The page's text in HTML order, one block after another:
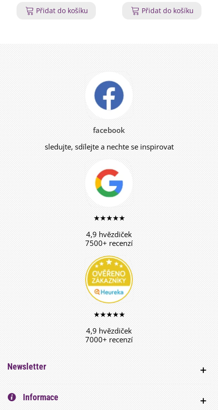
Přidat do košíku
Přidat do košíku
facebook
sledujte, sdílejte a nechte se inspirovat
★★★★★
4,9 hvězdiček
7500+ recenzí
★★★★★
4,9 hvězdiček
7000+ recenzí
Newsletter
Informace